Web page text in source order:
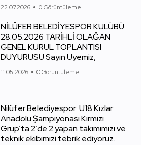
22.07.2026 0 Görüntüleme
NİLÜFER BELEDİYESPOR KULÜBÜ
28.05.2026 TARİHLİ OLAĞAN
GENEL KURUL TOPLANTISI
DUYURUSU Sayın Üyemiz,
11.05.2026 0 Görüntüleme
Nilüfer Belediyespor U18 Kızlar
Anadolu Şampiyonası Kırmızı
Grup’ta 2’de 2 yapan takımımızı ve
teknik ekibimizi tebrik ediyoruz.